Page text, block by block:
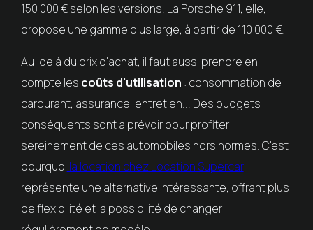
150 000 € selon les versions. La Porsche 911, elle,
propose une gamme plus large, à partir de 110 000 €.
Au-delà du prix d'achat, il faut aussi prendre en
compte les coûts d'utilisation : consommation de
carburant, assurance, entretien... Des budgets
conséquents sont à prévoir pour profiter
sereinement de ces automobiles hors normes. C'est
pourquoi la location chez Location Supercar
représente une alternative intéressante, offrant plus
de flexibilité et la possibilité de changer